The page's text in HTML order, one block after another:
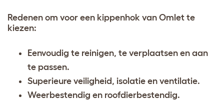
Redenen om voor een kippenhok van Omlet te
kiezen:
Eenvoudig te reinigen, te verplaatsen en aan
te passen.
Superieure veiligheid, isolatie en ventilatie.
Weerbestendig en roofdierbestendig.